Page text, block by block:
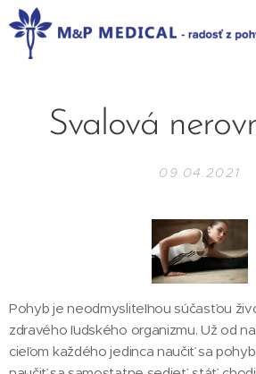
Svalová
09.04.2021
Pohyb je neodmysliteľnou súčasťou
zdravého ľudského organizmu. Už od
cieľom každého jedinca naučiť sa